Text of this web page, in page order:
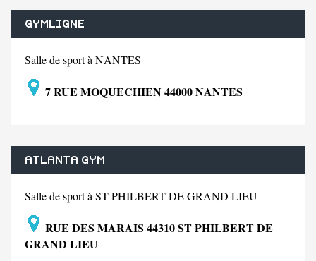
GYMLIGNE
Salle de sport à NANTES
7 RUE MOQUECHIEN 44000 NANTES
ATLANTA GYM
Salle de sport à ST PHILBERT DE GRAND LIEU
RUE DES MARAIS 44310 ST PHILBERT DE
GRAND LIEU